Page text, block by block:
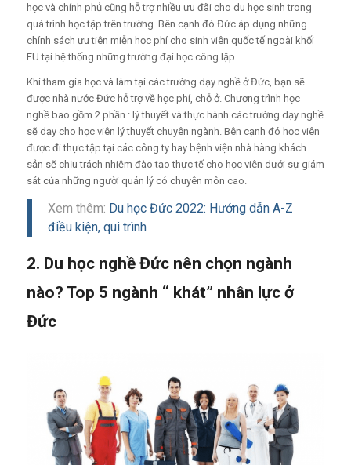
học và chính phủ cũng hỗ trợ nhiều ưu đãi cho du học sinh trong
quá trình học tập trên trường. Bên cạnh đó Đức áp dụng những
chính sách ưu tiên miễn học phí cho sinh viên quốc tế ngoài khối
EU tại hệ thống những trường đại học công lập.
Khi tham gia học và làm tại các trường dạy nghề ở Đức, bạn sẽ
được nhà nước Đức hỗ trợ về học phí, chỗ ở. Chương trình học
nghề bao gồm 2 phần : lý thuyết và thực hành các trường dạy nghề
sẽ dạy cho học viên lý thuyết chuyên ngành. Bên cạnh đó học viên
được đi thực tập tại các công ty hay bệnh viện nhà hàng khách
sản sẽ chịu trách nhiệm đào tạo thực tế cho học viên dưới sự giám
sát của những người quản lý có chuyên môn cao.
Xem thêm: Du học Đức 2022: Hướng dẫn A-Z
điều kiện, qui trình
2. Du học nghề Đức nên chọn ngành
nào? Top 5 ngành “ khát” nhân lực ở
Đức